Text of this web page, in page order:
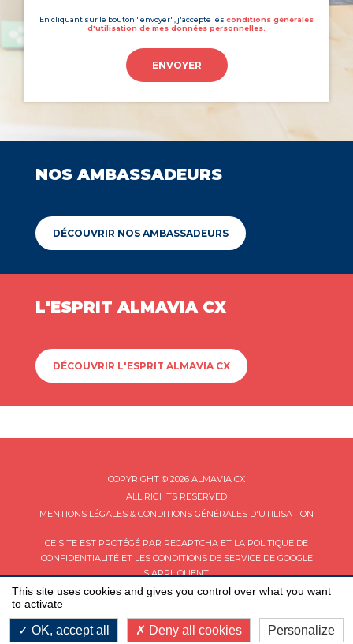
En cliquant sur le bouton "envoyer", j'accepte les conditions générales
d'utilisation de mes données personnelles.
ENVOYER
NOS AMBASSADEURS
DÉCOUVRIR NOS AMBASSADEURS
L'ESPRIT ALMAVIA CX
DÉCOUVRIR L'ESPRIT ALMAVIA CX
COPYRIGHT © 2026 ALMAVIA CX
ALL RIGHTS RESERVED
MENTIONS LÉGALES & CONDITIONS GÉNÉRALES D'UTILISATION
CE SITE EST PROTÉGÉ PAR RECAPTCHA ET LA POLITIQUE DE
CONFIDENTIALITÉET LES CONDITIONS DE SERVICEDE GOOGLE
S'APPLIQUENT.
This site uses cookies and gives you control over what you want
to activate
OK, accept all Deny all cookies Personalize